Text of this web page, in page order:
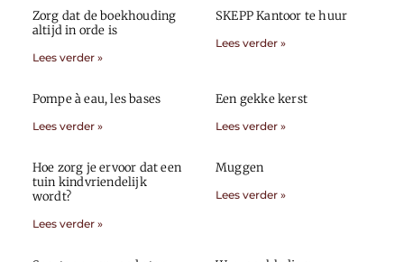
Zorg dat de boekhouding
altijd in orde is
Lees verder »
SKEPP Kantoor te huur
Lees verder »
Pompe à eau, les bases
Lees verder »
Een gekke kerst
Lees verder »
Hoe zorg je ervoor dat een
tuin kindvriendelijk
wordt?
Lees verder »
Muggen
Lees verder »